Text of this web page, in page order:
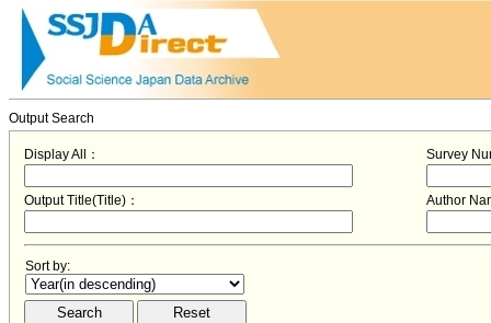
Output Search
Display All： Survey
Output Title(Title)： Author
Sort by: